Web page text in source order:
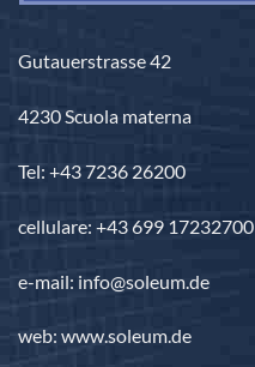
Gutauerstrasse 42
4230 Scuola materna
Tel: +43 7236 26200
cellulare: +43 699 17232700
e-mail: info@soleum.de
web: www.soleum.de